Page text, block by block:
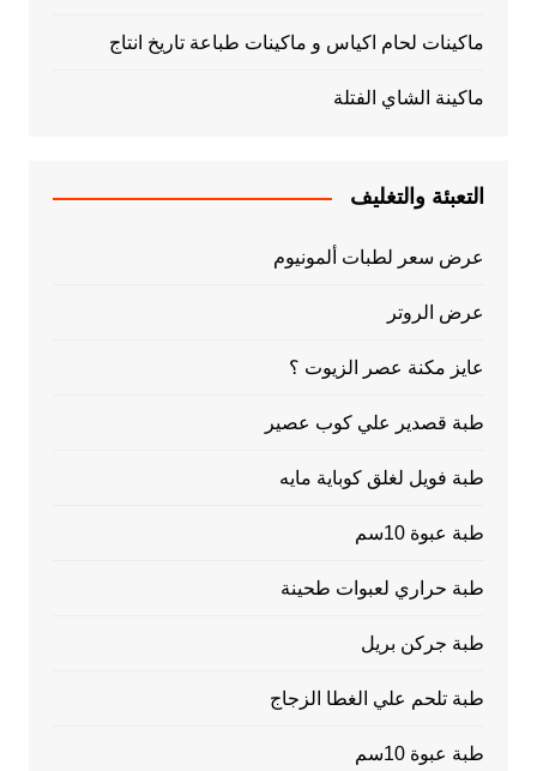
ماكينات لحام اكياس و ماكينات طباعة تاريخ انتاج
ماكينة الشاي الفتلة
التعبئة والتغليف
عرض سعر لطبات ألمونيوم
عرض الروتر
عايز مكنة عصر الزيوت ؟
طبة قصدير علي كوب عصير
طبة فويل لغلق كوباية مايه
طبة عبوة 10سم
طبة حراري لعبوات طحينة
طبة جركن بريل
طبة تلحم علي الغطا الزجاج
طبة عبوة 10سم